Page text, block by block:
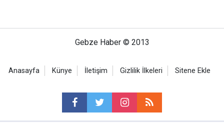
Gebze Haber © 2013
Anasayfa Künye İletişim Gizlilik İlkeleri Sitene Ekle